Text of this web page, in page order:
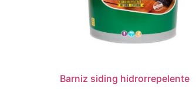
Barniz siding hidrorrepelente